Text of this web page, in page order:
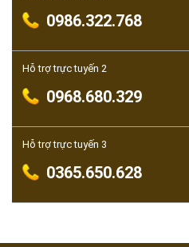
0986.322.768
Hỗ trợ trực tuyến 2
0968.680.329
Hỗ trợ trực tuyến 3
0365.650.628